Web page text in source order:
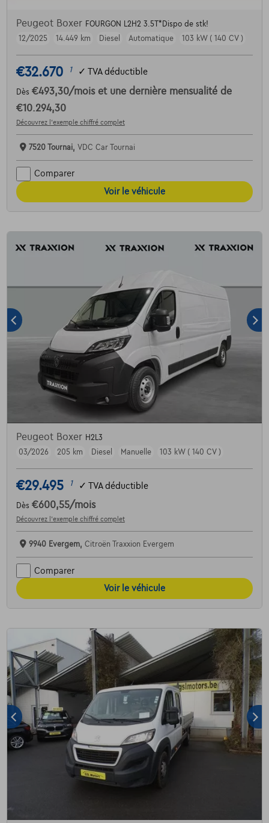
Peugeot Boxer FOURGON L2H2 3.5T*Dispo de stk!
12/2025
14.449 km Diesel Automatique 103 kW ( 140 CV )
€32.670 1 ✓ TVA déductible
Dès €493,30/mois et une dernière mensualité de
€10.294,30
Découvrez l’exemple chiffré complet
7520 Tournai, VDC Car Tournai
Comparer
Voir le véhicule
Peugeot Boxer H2L3
03/2026
205 km Diesel Manuelle 103 kW ( 140 CV )
€29.495 1 ✓ TVA déductible
Dès €600,55/mois
Découvrez l’exemple chiffré complet
9940 Evergem, Citroën Traxxion Evergem
Comparer
Voir le véhicule